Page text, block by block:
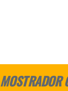
MOSTRADOR